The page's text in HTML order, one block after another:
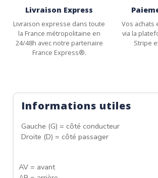
Livraison Express
Livraison expresse dans toute
la France métropolitaine en
24/48h avec notre partenaire
France Express®.
Vos achats
via la
Stripe
Informations utiles
Gauche (G) = côté conducteur
Droite (D) = côté passager
AV = avant